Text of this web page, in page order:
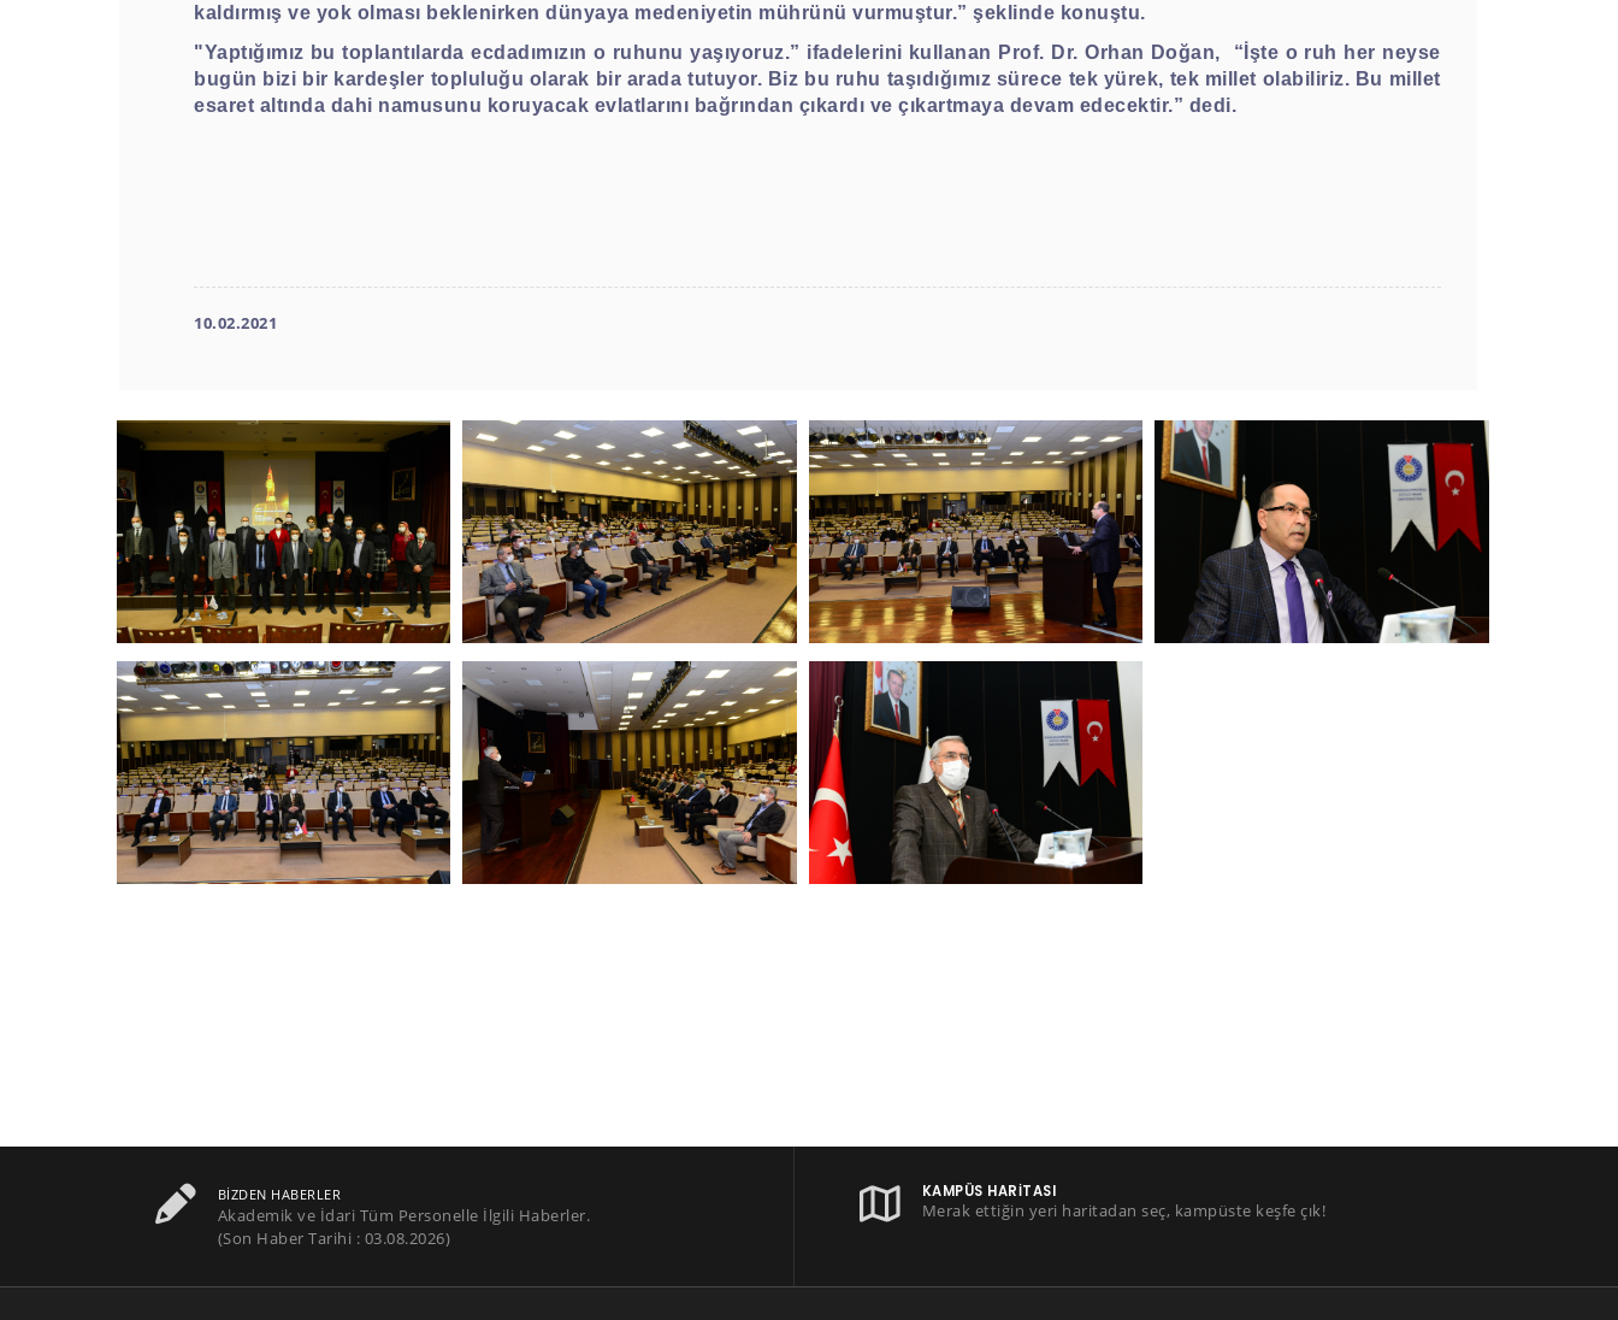
kaldırmış ve yok olması beklenirken dünyaya medeniyetin mührünü vurmuştur.” şeklinde konuştu.
"Yaptığımız bu toplantılarda ecdadımızın o ruhunu yaşıyoruz.” ifadelerini kullanan Prof. Dr. Orhan Doğan,
“İşte o ruh her neyse
bugün bizi bir kardeşler topluluğu olarak bir arada tutuyor. Biz bu ruhu taşıdığımız sürece tek yürek, tek millet olabiliriz. Bu millet
esaret altında dahi namusunu koruyacak evlatlarını bağrından çıkardı ve çıkartmaya devam edecektir.” dedi.
10.02.2021
BIZDEN HABERLER
Akademik ve İdari Tüm Personelle İlgili Haberler.
(Son Haber Tarihi : 03.08.2026)
KAMPÜS HARITASI
Merak ettiğin yeri haritadan seç, kampüste keşfe çık!